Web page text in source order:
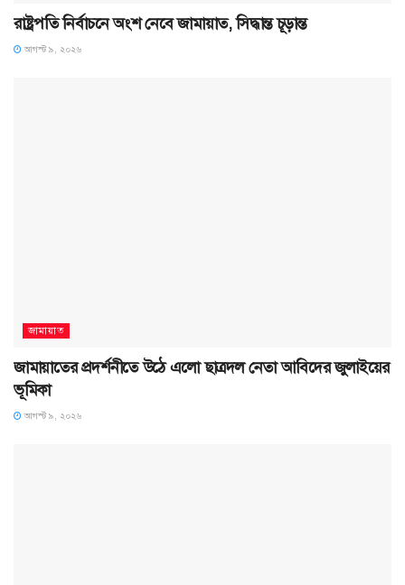
রাষ্ট্রপতি নির্বাচনে অংশ নেবে জামায়াত, সিদ্ধান্ত চূড়ান্ত
আগস্ট ৯, ২০২৬
জামায়াত
জামায়াতের প্রদর্শনীতে উঠে এলো ছাত্রদল নেতা আবিদের জুলাইয়ের
ভূমিকা
আগস্ট ৯, ২০২৬